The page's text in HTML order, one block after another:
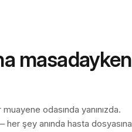
masadayken
odasında yanınızda.
şey anında hasta dosyasına